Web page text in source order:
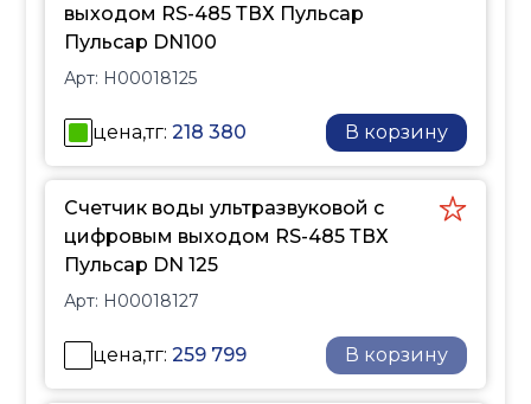
выходом RS-485 ТВХ Пульсар
Пульсар DN100
Арт: H00018125
цена,тг:218 380 В корзину
Счетчик воды ультразвуковой с
цифровым выходом RS-485 ТВХ
Пульсар DN 125
Арт: H00018127
цена,тг:259 799 В корзину